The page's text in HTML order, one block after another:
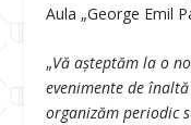
Aula „George Emil
„Vă așteptăm la o
evenimente de
organizăm periodic